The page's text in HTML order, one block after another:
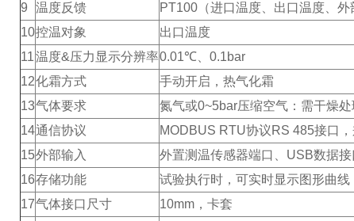
9
温度反馈
PT100（进口温度、出口温度、外
10控温对象
出口温度
11温度&压力显示分辨率0.01℃、0.1bar
12化霜方式
手动开启，热气化霜
13气体要求
氮气或0~5bar压缩空气：需干燥
14通信协议
MODBUS RTU协议RS 485接口
15外部输入
外置测温传感器端口、USB数据接
16存储功能
试验执行时，可实时显示图形曲
17气体接口尺寸
10mm，卡套